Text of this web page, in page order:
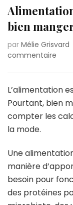
bien
par Mélie Grisvard
commentaire
:
pour
au
L’alimentation
Pourtant, bien
compter les
la mode.
Une
manière
besoin pour
des protéines